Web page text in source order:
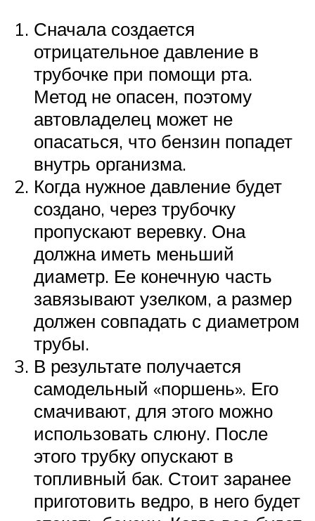
Сначала создается
отрицательное давление в
трубочке при помощи рта.
Метод не опасен, поэтому
автовладелец может не
опасаться, что бензин попадет
внутрь организма.
Когда нужное давление будет
создано, через трубочку
пропускают веревку. Она
должна иметь меньший
диаметр. Ее конечную часть
завязывают узелком, а размер
должен совпадать с диаметром
трубы.
В результате получается
самодельный «поршень». Его
смачивают, для этого можно
использовать слюну. После
этого трубку опускают в
топливный бак. Стоит заранее
приготовить ведро, в него будет